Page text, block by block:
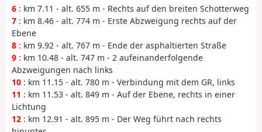
6 : km 7.11 - alt. 655 m - Rechts auf den breiten Schotterweg
7 : km 8.46 - alt. 774 m - Erste Abzweigung rechts auf der
Ebene
8 : km 9.92 - alt. 767 m - Ende der asphaltierten Straße
9 : km 10.48 - alt. 747 m - 2 aufeinanderfolgende
Abzweigungen nach links
10 : km 11.15 - alt. 780 m - Verbindung mit dem GR, links
11 : km 11.53 - alt. 849 m - Auf der Ebene, rechts in einer
Lichtung
12 : km 12.91 - alt. 895 m - Der Weg führt nach rechts